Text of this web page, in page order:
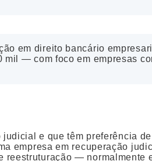
em direito bancário
mil — com foco em empresas
e que têm preferência
empresa em recuperação
reestruturação — normalmente